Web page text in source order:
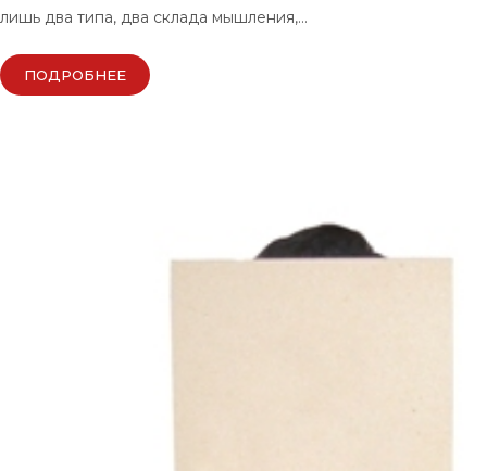
лишь два типа, два склада мышления,…
ПОДРОБНЕЕ